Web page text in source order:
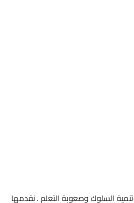
السلوك وصعوبة التعلم . نقدمها